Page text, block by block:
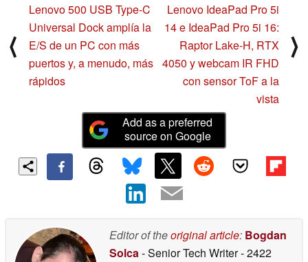
⟨
Lenovo 500 USB Type-C
Universal Dock amplía la
E/S de un PC con más
puertos y, a menudo, más
rápidos
Lenovo IdeaPad Pro 5i
14 e IdeaPad Pro 5i 16:
Raptor Lake-H, RTX
4050 y webcam IR FHD
con sensor ToF a la
vista
⟩
Add as a preferred
source on Google
Editor of theoriginal article: Bogdan
Solca- Senior Tech Writer- 2422